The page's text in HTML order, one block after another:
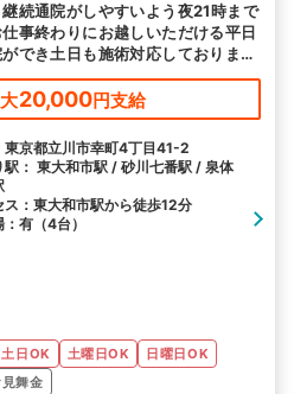
続通院がしやすいよう夜21時まで
事終わりにお越しいただける平日
でき土日も施術対応しておりま
20,000円支給
東京都立川市幸町4丁目41-2
駅： 東大和市駅 / 砂川七番駅 / 泉体
ス：東大和市駅から徒歩12分
有（4台）
土日OK 土曜日OK
日曜日OK
見舞金